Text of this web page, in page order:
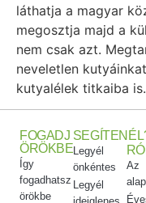
láthatja a magyar
megosztja majd a
nem csak azt.
neveletlen
kutyalélek titkaiba is.
FOGADJ
ÖRÖKBE
Így
fogadhatsz
örökbe
Legyél
önkéntes
Legyél
Az